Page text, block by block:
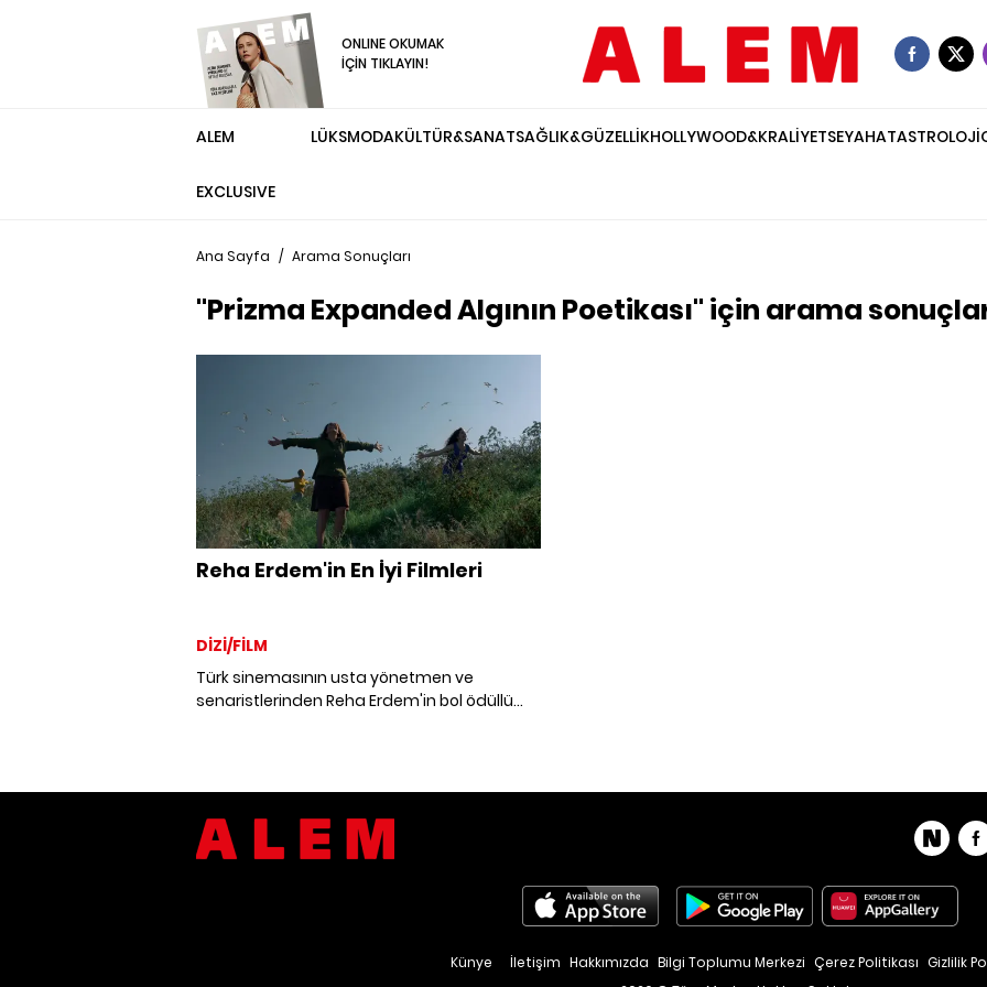
ONLINE OKUMAK
İÇİN TIKLAYIN!
ALEM
EXCLUSIVE
LÜKSMODAKÜLTÜR&SANATSAĞLIK&GÜZELLİKHOLLYWOOD&KRALİYETSEYAHATASTROLOJİ
Ana Sayfa / Arama Sonuçları
"Prizma Expanded Algının Poetikası" için arama
Reha Erdem'in En İyi Filmleri
DİZİ/FİLM
Türk sinemasının usta yönetmen ve
senaristlerinden Reha Erdem'in bol ödüllü
Künye İletişim Hakkımızda Bilgi Toplumu Merkezi Çerez Politikası Gizlilik